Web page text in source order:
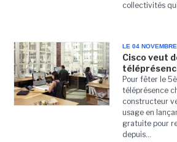
collectivités
LE 04
Cisco veut
Pour fêter le
téléprésence
constructeur
usage en
gratuite pour
depuis...